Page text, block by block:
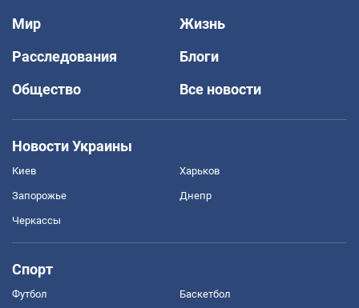
Мир
Жизнь
Расследования
Блоги
Общество
Все новости
Новости Украины
Киев Харьков
Запорожье Днепр
Черкассы
Спорт
Футбол Баскетбол